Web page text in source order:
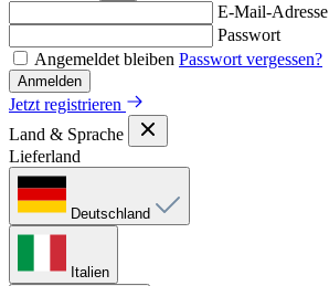
E-Mail-Adresse
Passwort
Angemeldet bleiben Passwort vergessen?
Anmelden
Jetzt registrieren
Land & Sprache
Lieferland
Deutschland
Italien